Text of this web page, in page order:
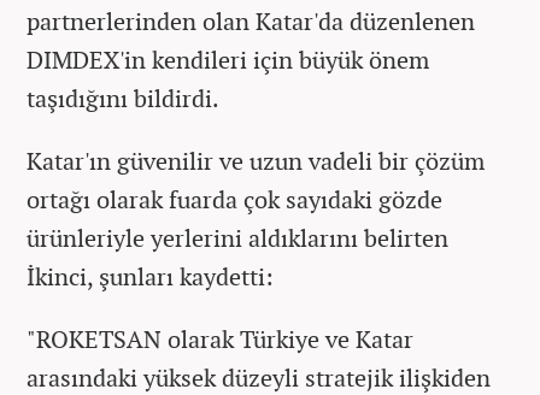
partnerlerinden olan Katar'da düzenlenen
DIMDEX'in kendileri için büyük önem
taşıdığını bildirdi.
Katar'ın güvenilir ve uzun vadeli bir çözüm
ortağı olarak fuarda çok sayıdaki gözde
ürünleriyle yerlerini aldıklarını belirten
İkinci, şunları kaydetti:
"ROKETSAN olarak Türkiye ve Katar
arasındaki yüksek düzeyli stratejik ilişkiden